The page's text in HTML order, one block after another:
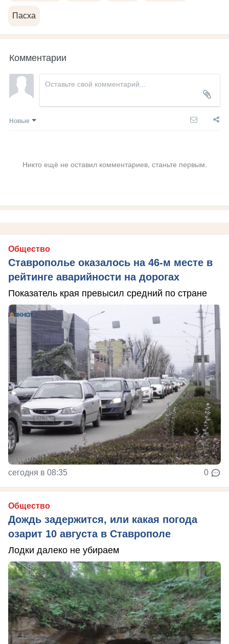
Пасха
Комментарии
Новые
Никто ещё не оставил комментариев, станьте первым.
Общество
Ставрополье оказалось на 46-м месте в
рейтинге аварийности на дорогах
Показатель края превысил средний по стране
сегодня в 08:35 0
Общество
Дождь задержится, или какая погода
озарит 10 августа в Ставрополе
Лодки далеко не убираем